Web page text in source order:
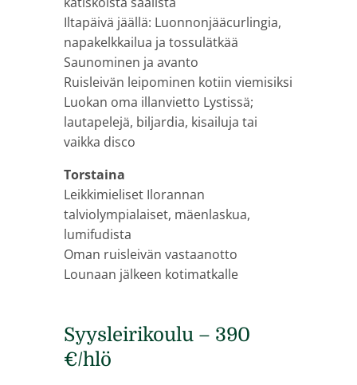
Iltapäivä jäällä: Luonnonjääcurlingia,
napakelkkailua ja tossulätkää
Saunominen ja avanto
Ruisleivän leipominen kotiin viemisiksi
Luokan oma illanvietto Lystissä;
lautapelejä, biljardia, kisailuja tai
vaikka disco
Torstaina
Leikkimieliset Ilorannan
talviolympialaiset, mäenlaskua,
lumifudista
Oman ruisleivän vastaanotto
Lounaan jälkeen kotimatkalle
Syysleirikoulu – 390
€/hlö